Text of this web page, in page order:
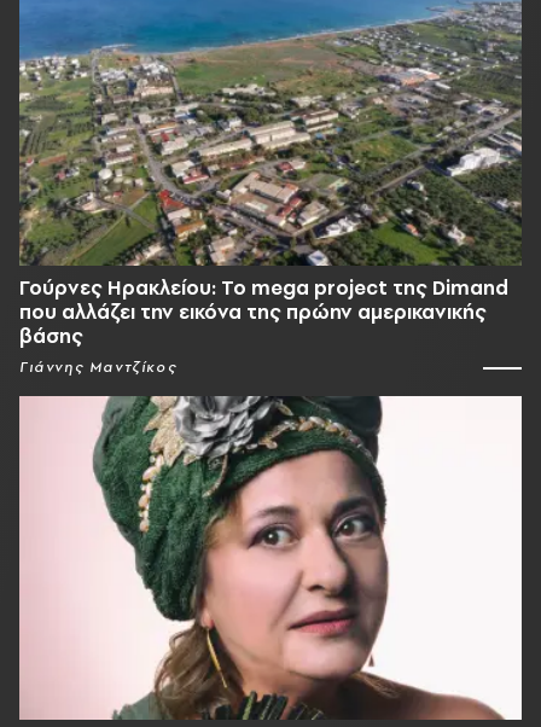
Γούρνες Ηρακλείου: To mega project της Dimand
που αλλάζει την εικόνα της πρώην αμερικανικής
βάσης
Γιάννης Μαντζίκος